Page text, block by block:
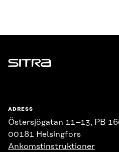
Sitra
ADRESS
Östersjögatan 11–13, PB
00181 Helsingfors
Ankomstinstruktioner